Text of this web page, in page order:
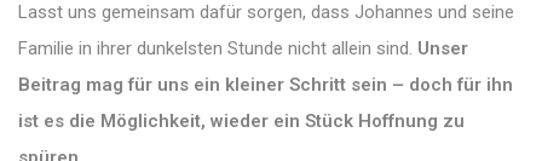
Lasst uns gemeinsam dafür sorgen, dass Johannes und seine
Familie in ihrer dunkelsten Stunde nicht allein sind. Unser
Beitrag mag für uns ein kleiner Schritt sein – doch für ihn
ist es die Möglichkeit, wieder ein Stück Hoffnung zu